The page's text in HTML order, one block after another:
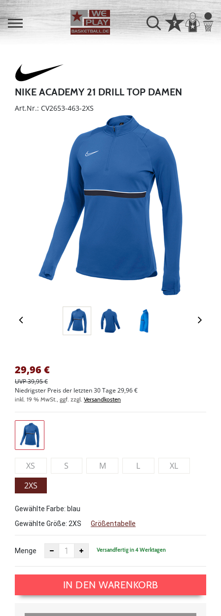
NIKE ACADEMY 21 DRILL TOP DAMEN
Art.Nr.: CV2653-463-2XS
29,96 €
UVP 39,95 €
Niedrigster Preis der letzten 30 Tage 29,96 €
inkl. 19 % MwSt., ggf. zzgl. Versandkosten
XS S M L
XL
2XS
Gewählte Farbe: blau
Gewählte Größe: 2XS Größentabelle
Menge Versandfertig in 4 Werktagen
IN DEN WARENKORB